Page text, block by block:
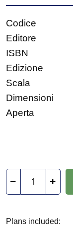
Codice
Editore
ISBN
Edizione
Scala
Dimensioni
Aperta
Plans included: